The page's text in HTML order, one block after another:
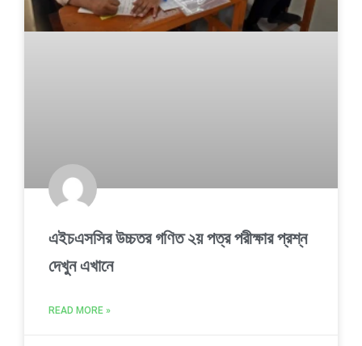
এইচএসসির উচ্চতর গণিত ২য় পত্র পরীক্ষার প্রশ্ন
দেখুন এখানে
READ MORE »